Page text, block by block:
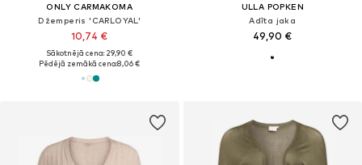
ONLY CARMAKOMA
Džemperis 'CARLOYAL'
10,74 €
Sākotnējā cena: 29,90 €
Pēdējā zemākā cena:8,06 €
ULLA POPKEN
Adīta jaka
49,90 €